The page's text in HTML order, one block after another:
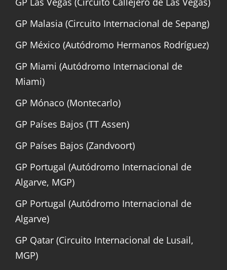
GP Malasia (Circuito Internacional de Sepang)
GP México (Autódromo Hermanos Rodríguez)
GP Miami (Autódromo Internacional de
Miami)
GP Mónaco (Montecarlo)
GP Países Bajos (TT Assen)
GP Países Bajos (Zandvoort)
GP Portugal (Autódromo Internacional de
Algarve, MGP)
GP Portugal (Autódromo Internacional de
Algarve)
GP Qatar (Circuito Internacional de Lusail,
MGP)